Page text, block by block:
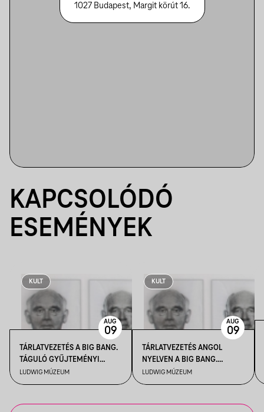
1027 Budapest, Margit körút 16.
KAPCSOLÓDÓ
ESEMÉNYEK
KULT
TÁRLATVEZETÉS A BIG BANG.
TÁGULÓ GYŰJTEMÉNYI
HORIZONTOK CÍMŰ
KIÁLLÍTÁSBAN
LUDWIG MÚZEUM
AUG
09
KULT
TÁRLATVEZETÉS ANGOL
NYELVEN A BIG BANG.
TÁGULÓ GYŰJTEMÉNYI
HORIZONTOK CÍMŰ
LUDWIG MÚZEUM
AUG
09